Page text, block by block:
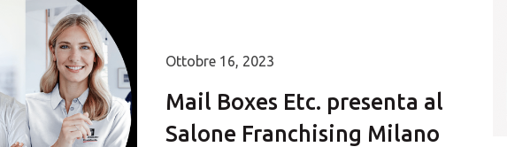
Ottobre 16, 2023
Mail Boxes Etc. presenta al
Salone Franchising Milano